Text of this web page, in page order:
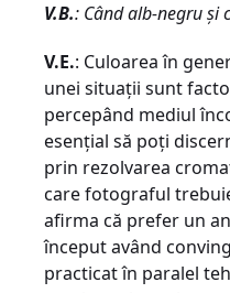
V.B.: Când alb-negru şi
V.E.: Culoarea în
unei situaţii sunt
percepând mediul
esenţial să poţi
prin rezolvarea
care fotograful
afirma că prefer un
început având
practicat în paralel